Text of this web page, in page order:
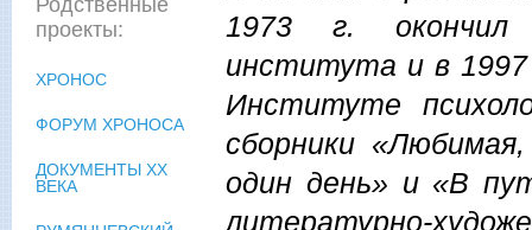
1973 г. окончил
института и в 1997
Институте
сборники
один день» и «В
литературно-
Родственные
проекты:
ХРОНОС
ФОРУМ ХРОНОСА
ДОКУМЕНТЫ XX
ВЕКА